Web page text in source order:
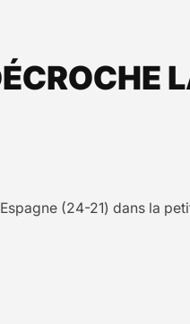
(24-21) dans la